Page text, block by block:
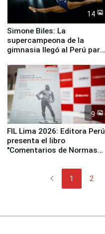
14
Simone Biles: La
supercampeona de la
gimnasia llegó al Perú para
Panamericanos Lima 2027
9
FIL Lima 2026: Editora Perú
presenta el libro
"Comentarios de Normas
Derecho Colectivo"
chevron_left 1 2